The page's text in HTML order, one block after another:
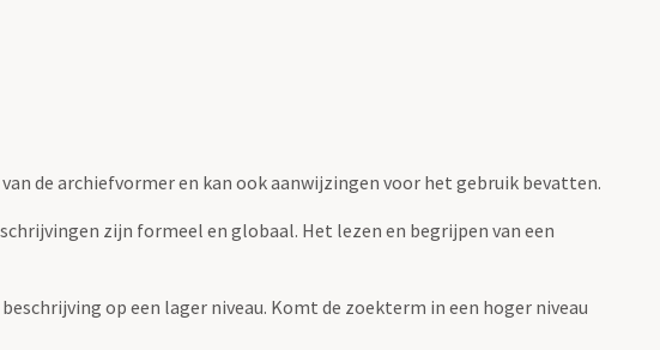
de archiefvormer en kan ook aanwijzingen voor het gebruik bevatten.
zijn formeel en globaal. Het lezen en begrijpen van een
op een lager niveau. Komt de zoekterm in een hoger niveau